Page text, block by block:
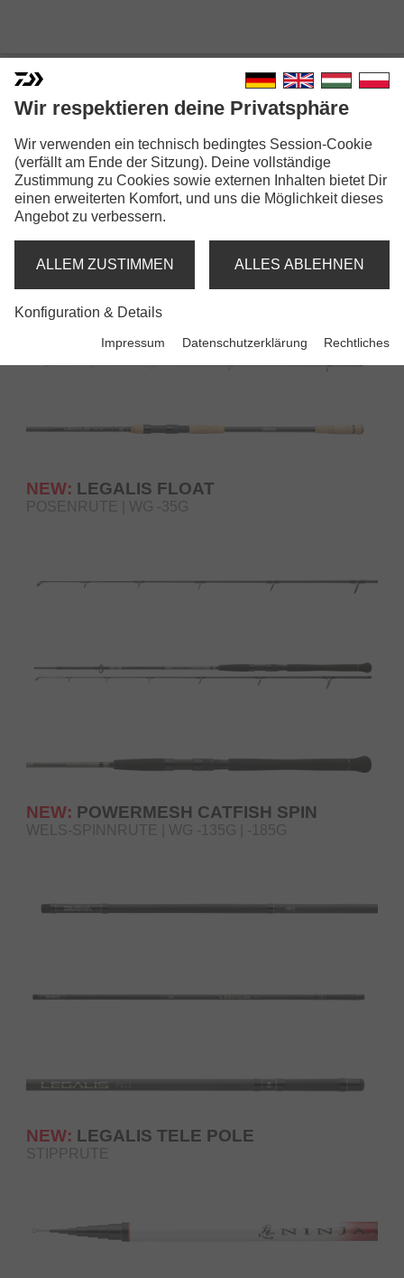
FRIEDFISCHRUTEN
Zurück 1 2 Weiter
NEW: LEGALIS FLOAT
POSENRUTE | WG -35G
NEW: POWERMESH CATFISH SPIN
WELS-SPINNRUTE | WG -135G | -185G
NEW: LEGALIS TELE POLE
STIPPRUTE
Wir respektieren deine Privatsphäre
Wir verwenden ein technisch bedingtes Session-Cookie
(verfällt am Ende der Sitzung). Deine vollständige
Zustimmung zu Cookies sowie externen Inhalten bietet Dir
einen erweiterten Komfort, und uns die Möglichkeit dieses
Angebot zu verbessern.
ALLEM ZUSTIMMEN ALLES ABLEHNEN
Konfiguration & Details
Impressum Datenschutzerklärung Rechtliches